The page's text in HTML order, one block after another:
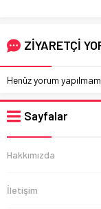
ZİYARETÇİ
Henüz yorum
Sayfalar
Hakkımızda
İletişim